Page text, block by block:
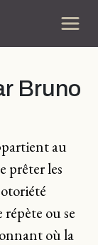
Bruno
au
prêter les
ou se
où la